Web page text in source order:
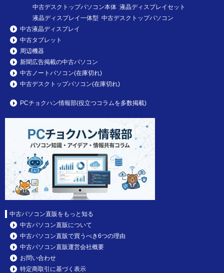
中古デスクトップパソコン本体 液晶ディスプレイセット
液晶ディスプレイ一体型 中古デスクトップパソコン
中古液晶ディスプレイ
中古タブレット
周辺機器
新聞広告掲載の中古パソコン
中古ノートパソコン(在庫切れ)
中古デスクトップパソコン(在庫切れ)
PCチョクハン情報部(役立つコラムを多数掲載)
中古パソコン直販をもっと知る
中古パソコン直販について
中古パソコン直販で買うべき6つの理由
中古パソコン直販運営会社概要
お問い合わせ
特定商取引に基づく表示